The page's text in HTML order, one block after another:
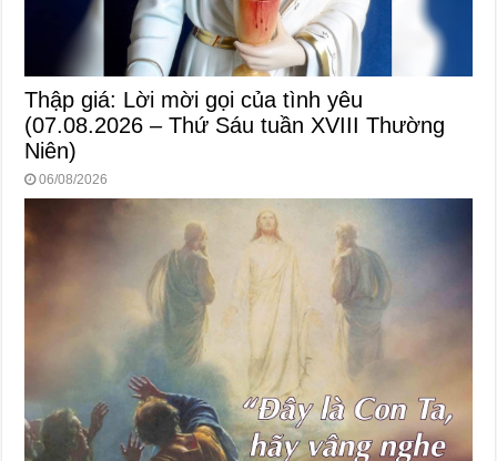
Thập giá: Lời mời gọi của tình yêu
(07.08.2026 – Thứ Sáu tuần XVIII Thường
Niên)
06/08/2026